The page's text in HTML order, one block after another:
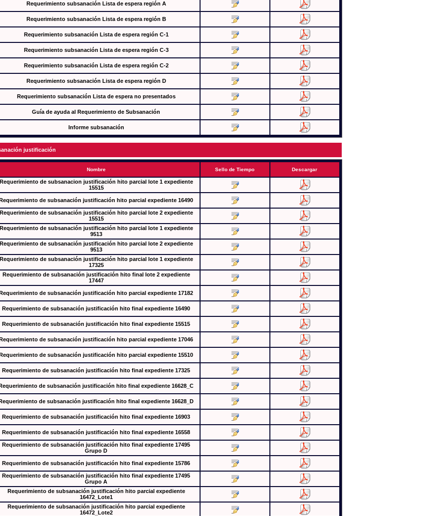
Requerimiento subsanación Lista de espera región A
Requerimiento subsanación Lista de espera región B
Requerimiento subsanación Lista de espera región C-1
Requerimiento subsanación Lista de espera región C-3
Requerimiento subsanación Lista de espera región C-2
Requerimiento subsanación Lista de espera región D
Requerimiento subsanación Lista de espera no presentados
Guía de ayuda al Requerimiento de Subsanación
Informe subsanación
justificación
Nombre Sello de Tiempo Descargar
de subsanacion justificación hito parcial lote 1 expediente
15515
de subsanación justificación hito parcial expediente 16490
de subsanación justificación hito parcial lote 2 expediente
15515
de subsanación justificación hito parcial lote 1 expediente
9513
de subsanación justificación hito parcial lote 2 expediente
9513
de subsanación justificación hito parcial lote 1 expediente
17325
Requerimiento de subsanación justificación hito final lote 2 expediente
17447
de subsanación justificación hito parcial expediente 17182
Requerimiento de subsanación justificación hito final expediente 16490
Requerimiento de subsanación justificación hito final expediente 15515
de subsanación justificación hito parcial expediente 17046
de subsanación justificación hito parcial expediente 15510
Requerimiento de subsanación justificación hito final expediente 17325
de subsanación justificación hito final expediente 16628_C
de subsanación justificación hito final expediente 16628_D
Requerimiento de subsanación justificación hito final expediente 16903
Requerimiento de subsanación justificación hito final expediente 16558
Requerimiento de subsanación justificación hito final expediente 17495
Grupo D
Requerimiento de subsanación justificación hito final expediente 15786
Requerimiento de subsanación justificación hito final expediente 17495
Grupo A
Requerimiento de subsanación justificación hito parcial expediente
16472_Lote1
Requerimiento de subsanación justificación hito parcial expediente
16472_Lote2